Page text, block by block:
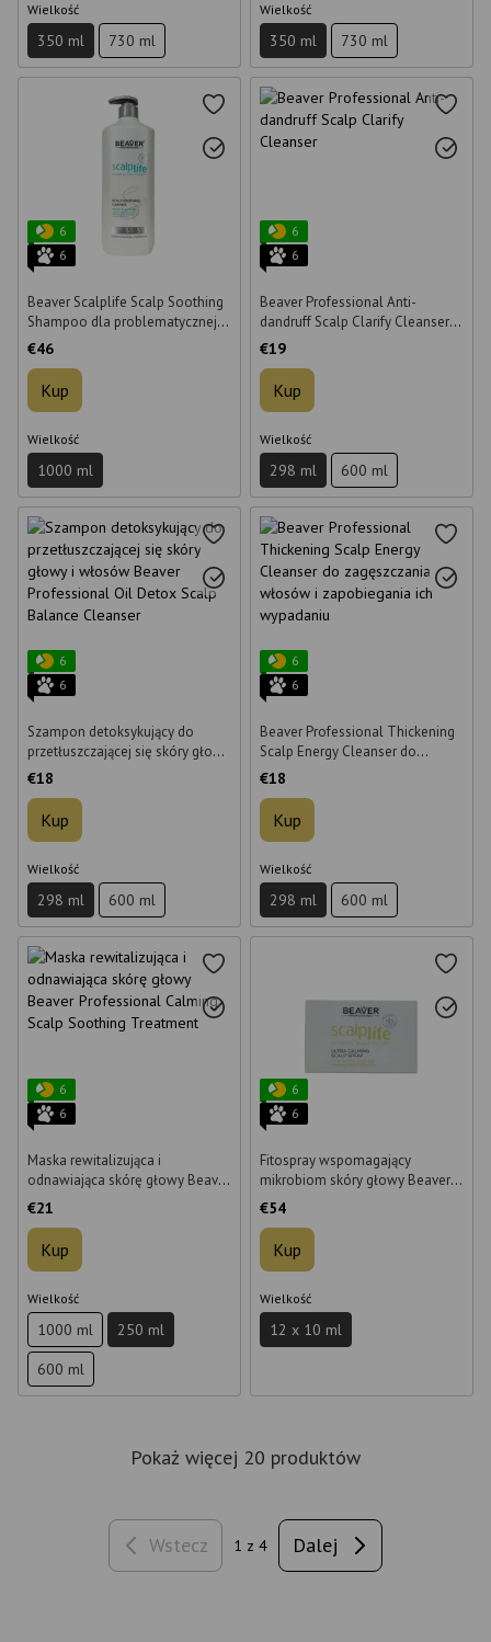
Wielkość
350 ml 730 ml
Wielkość
350 ml 730 ml
6
6
Beaver Scalplife Scalp Soothing
Shampoo dla problematycznej
skóry głowy - 1L
€46
Kup
Wielkość
1000 ml
6
6
Beaver Professional Anti-
dandruff Scalp Clarify Cleanser
298 ml
€19
Kup
Wielkość
298 ml 600 ml
6
6
Szampon detoksykujący do
przetłuszczającej się skóry głowy
i włosów Beaver Professional
Cleanser 298 ml
€18
Kup
Wielkość
298 ml 600 ml
6
6
Beaver Professional Thickening
Scalp Energy Cleanser do
zagęszczania włosów i
ml
€18
Kup
Wielkość
298 ml 600 ml
6
6
Maska rewitalizująca i
odnawiająca skórę głowy Beaver
Professional Calming Scalp
Soothing Treatment 250 ml
€21
Kup
Wielkość
1000 ml
250 ml
600 ml
6
6
Fitospray wspomagający
mikrobiom skóry głowy Beaver
Professional Ultra Calming Scalp
Spray 10 ml*12
€54
Kup
Wielkość
12 x 10 ml
Pokaż więcej 20 produktów
Wstecz 1 z 4 Dalej